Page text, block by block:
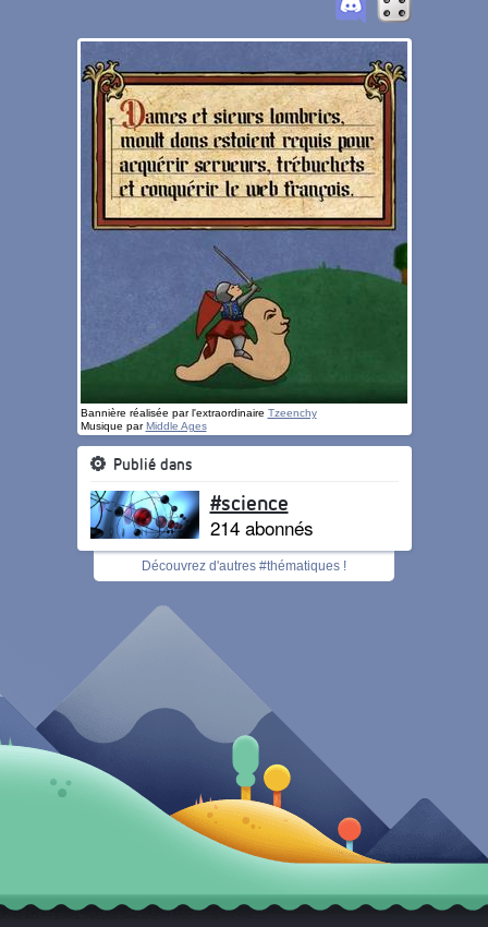
Bannière réalisée par l'extraordinaire Tzeenchy
Musique parMiddle Ages
Publié dans
#science
214 abonnés
Découvrez d'autres #thématiques !